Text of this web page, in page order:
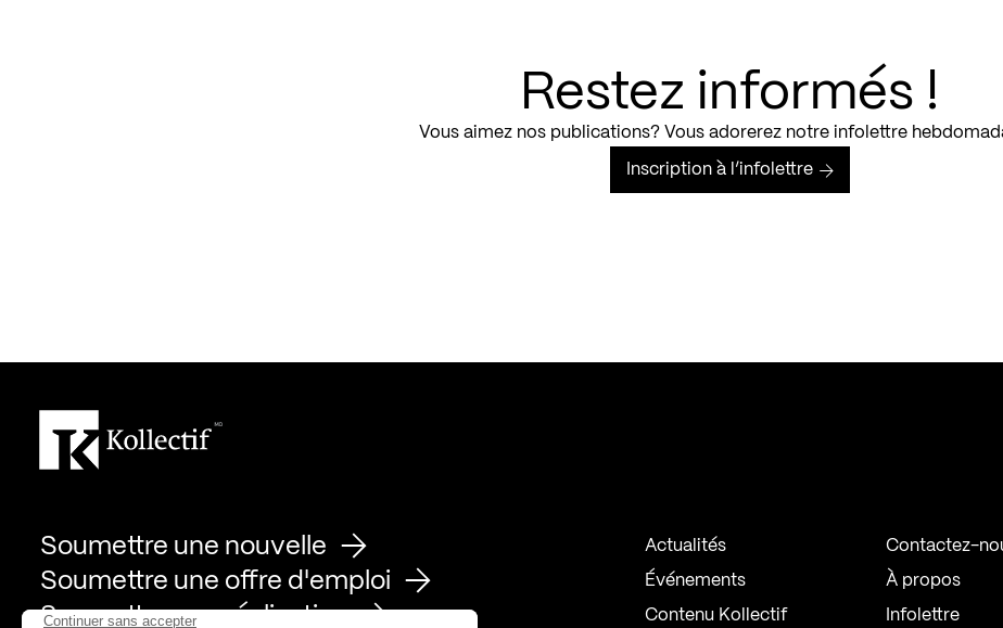
Restez informés !
Vous aimez nos publications? Vous adorerez notre infolettre
Inscription à l’infolettre
Soumettre une nouvelle
Soumettre une offre d'emploi
Soumettre une réalisation
Actualités
Événements
Contenu Kollectif
Contactez-
À propos
Infolettre